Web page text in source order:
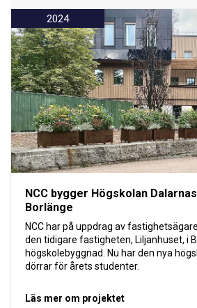
2024
NCC bygger Högskolan
Borlänge
NCC har på uppdrag av
den tidigare fastigheten, Liljanhuset, i
högskolebyggnad. Nu har den nya
dörrar för årets studenter.
Läs mer om projektet